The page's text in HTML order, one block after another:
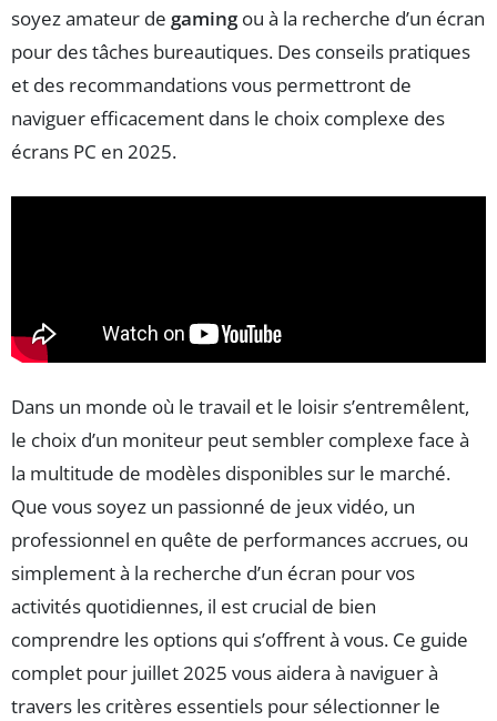
soyez amateur de gamingou à la recherche d’un écran
pour des tâches bureautiques. Des conseils pratiques
et des recommandations vous permettront de
naviguer efficacement dans le choix complexe des
écrans PC en 2025.
Dans un monde où le travail et le loisir s’entremêlent,
le choix d’un moniteur peut sembler complexe face à
la multitude de modèles disponibles sur le marché.
Que vous soyez un passionné de jeux vidéo, un
professionnel en quête de performances accrues, ou
simplement à la recherche d’un écran pour vos
activités quotidiennes, il est crucial de bien
comprendre les options qui s’offrent à vous. Ce guide
complet pour juillet 2025 vous aidera à naviguer à
travers les critères essentiels pour sélectionner le